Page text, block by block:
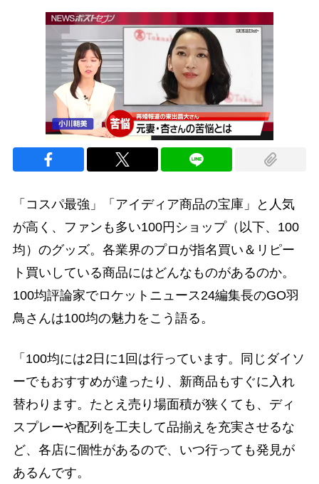
「コスパ最強」「アイディア商品の宝庫」と人気
が高く、ファンも多い100円ショップ（以下、100
均）のグッズ。各業界のプロが指名買い＆リピー
ト買いしている商品にはどんなものがあるのか。
100均評論家でロケットニュース24編集長のGO羽
鳥さんは100均の魅力をこう語る。
「100均には2日に1回は行っています。同じダイソ
ーでもおすすめが違ったり、新商品もすぐに入れ
替わります。たとえ売り場面積が狭くても、ディ
スプレーや配列を工夫して品揃えを充実させるな
ど、各店に個性があるので、いつ行っても発見が
あるんです。